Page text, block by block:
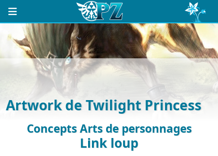
Artwork de Twilight Princess
Concepts Arts de personnages
Link loup